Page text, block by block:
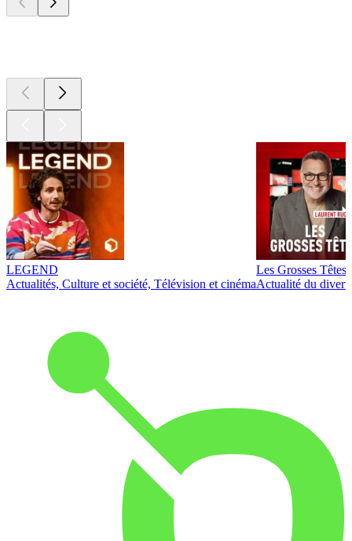
LEGEND
Actualités, Culture et société, Télévision et cinéma
Les Grosses Têtes
Actualité du